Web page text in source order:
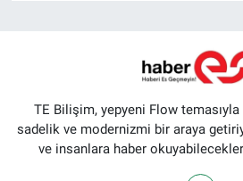
TE Bilişim, yepyeni Flow
sadelik ve modernizmi bir araya
ve insanlara haber